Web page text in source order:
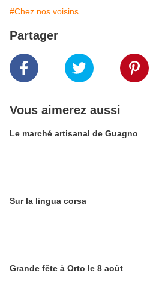
#Chez nos voisins
Partager
Vous aimerez aussi
Le marché artisanal de Guagno
Sur la lingua corsa
Grande fête à Orto le 8 août